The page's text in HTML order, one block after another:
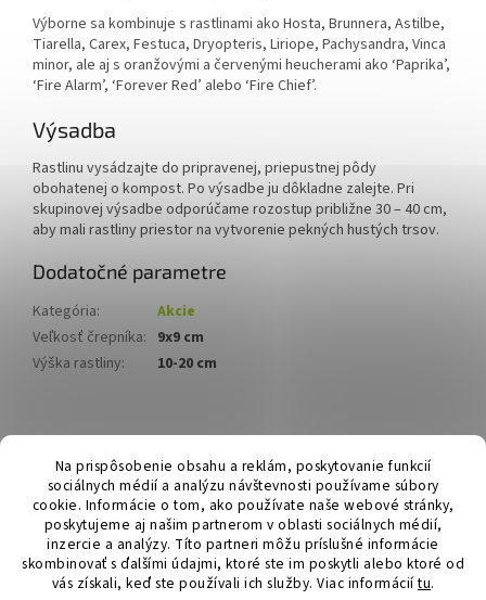
Na prispôsobenie obsahu a reklám, poskytovanie funkcií
sociálnych médií a analýzu návštevnosti používame súbory
cookie. Informácie o tom, ako používate naše webové stránky,
poskytujeme aj našim partnerom v oblasti sociálnych médií,
inzercie a analýzy. Títo partneri môžu príslušné informácie
skombinovať s ďalšími údajmi, ktoré ste im poskytli alebo ktoré od
vás získali, keď ste používali ich služby. Viac informáciítu.
Výborne sa kombinuje s rastlinami ako Hosta, Brunnera, Astilbe,
Tiarella, Carex, Festuca, Dryopteris, Liriope, Pachysandra, Vinca
minor, ale aj s oranžovými a červenými heucherami ako ‘Paprika’,
‘Fire Alarm’, ‘Forever Red’ alebo ‘Fire Chief’.
Výsadba
Rastlinu vysádzajte do pripravenej, priepustnej pôdy
obohatenej o kompost. Po výsadbe ju dôkladne zalejte. Pri
skupinovej výsadbe odporúčame rozostup približne 30 – 40 cm,
aby mali rastliny priestor na vytvorenie pekných hustých trsov.
Dodatočné parametre
Kategória:
Akcie
Veľkosť črepníka: 9x9 cm
Výška rastliny: 10-20 cm
á
Hurmikaki.com